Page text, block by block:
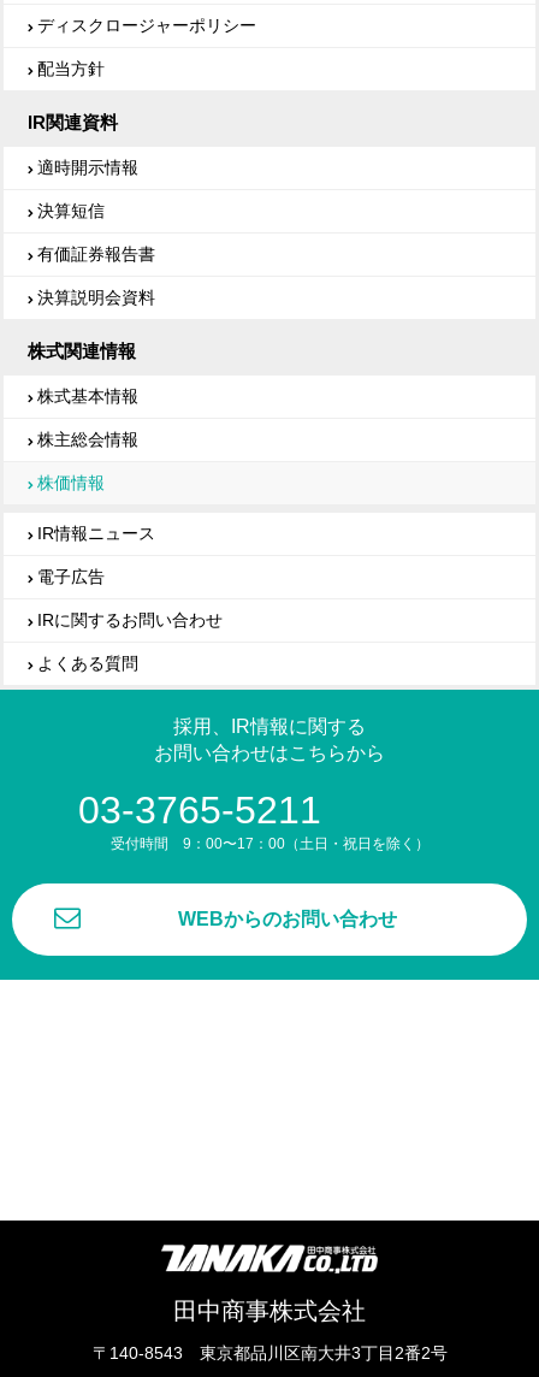
ディスクロージャーポリシー
配当方針
IR関連資料
適時開示情報
決算短信
有価証券報告書
決算説明会資料
株式関連情報
株式基本情報
株主総会情報
株価情報
IR情報ニュース
電子広告
IRに関するお問い合わせ
よくある質問
採用、IR情報に関する
お問い合わせはこちらから
03-3765-5211
受付時間 9：00〜17：00（土日・祝日を除く）
WEBからのお問い合わせ
田中商事株式会社
〒140-8543 東京都品川区南大井3丁目2番2号